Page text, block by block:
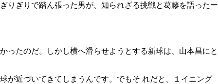
りぎりで踏ん張った男が、知られざる挑戦と葛藤を語ったー
ったのだ。しかし横へ滑らせようとする新球は、山本昌にと
が近づいてきてしまうんです。でもそ れだと、１イニング